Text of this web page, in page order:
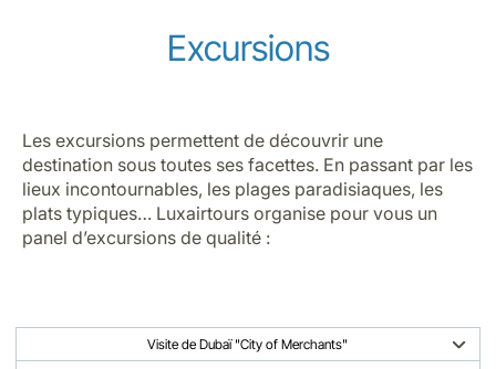
Excursions
Les excursions permettent de découvrir une
destination sous toutes ses facettes. En passant par les
lieux incontournables, les plages paradisiaques, les
plats typiques… Luxairtours organise pour vous un
panel d’excursions de qualité :
Visite de Dubaï "City of Merchants"